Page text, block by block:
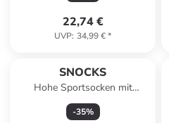
22,74 €
UVP: 34,99 €*
SNOCKS
Hohe Sportsocken mit
Streifen aus Bio-Baumwolle 4
Paar in Weiß
-35%